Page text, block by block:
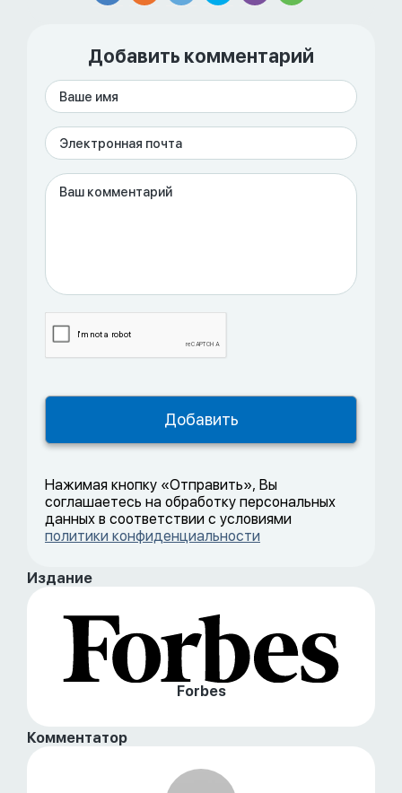
Добавить комментарий
Нажимая кнопку «Отправить», Вы
соглашаетесь на обработку персональных
данных в соответствии с условиями
политики конфиденциальности
Издание
Forbes
Комментатор